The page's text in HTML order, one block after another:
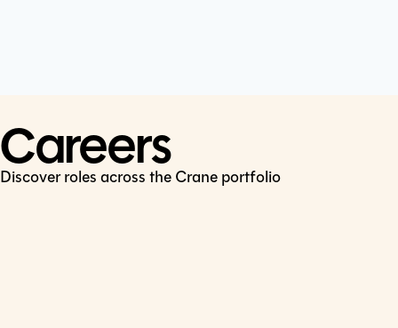
Careers
Discover roles across the Crane portfolio